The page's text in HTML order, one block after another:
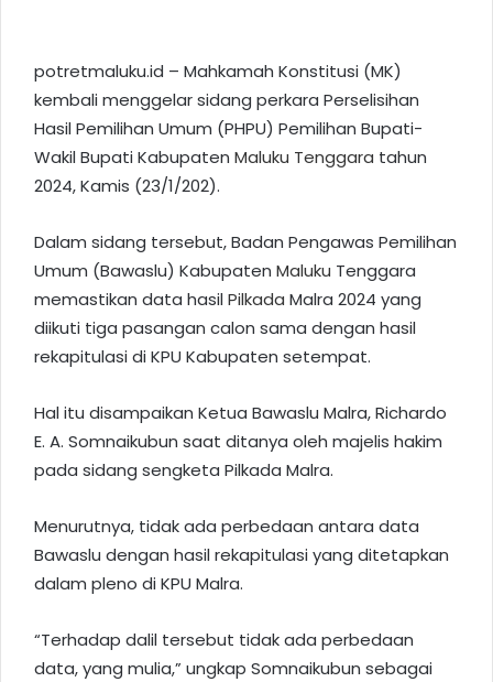
potretmaluku.id – Mahkamah Konstitusi (MK)
kembali menggelar sidang perkara Perselisihan
Hasil Pemilihan Umum (PHPU) Pemilihan Bupati-
Wakil Bupati Kabupaten Maluku Tenggara tahun
2024, Kamis (23/1/202).
Dalam sidang tersebut, Badan Pengawas Pemilihan
Umum (Bawaslu) Kabupaten Maluku Tenggara
memastikan data hasilPilkada Malra 2024 yang
diikuti tiga pasangan calon sama dengan hasil
rekapitulasi di KPU Kabupaten setempat.
Hal itu disampaikan Ketua Bawaslu Malra, Richardo
E. A. Somnaikubun saat ditanya oleh majelis hakim
pada sidang sengketa Pilkada Malra.
Menurutnya, tidak ada perbedaan antara data
Bawaslu dengan hasil rekapitulasi yang ditetapkan
dalam pleno di KPU Malra.
“Terhadap dalil tersebut tidak ada perbedaan
data, yang mulia,” ungkap Somnaikubun sebagai